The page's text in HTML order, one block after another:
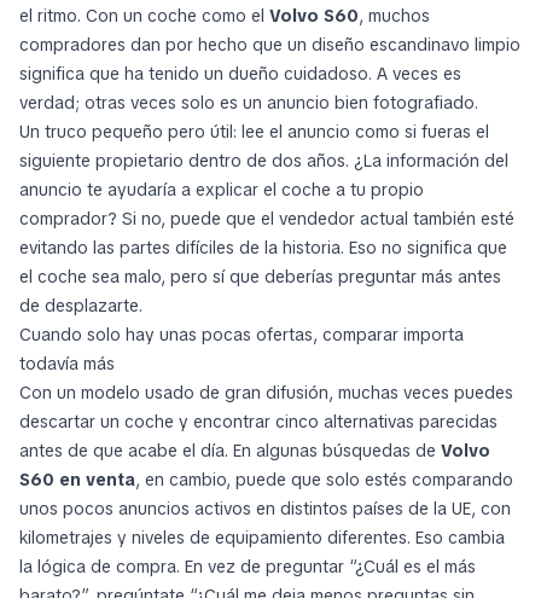
el ritmo. Con un coche como el Volvo S60, muchos
compradores dan por hecho que un diseño escandinavo limpio
significa que ha tenido un dueño cuidadoso. A veces es
verdad; otras veces solo es un anuncio bien fotografiado.
Un truco pequeño pero útil: lee el anuncio como si fueras el
siguiente propietario dentro de dos años. ¿La información del
anuncio te ayudaría a explicar el coche a tu propio
comprador? Si no, puede que el vendedor actual también esté
evitando las partes difíciles de la historia. Eso no significa que
el coche sea malo, pero sí que deberías preguntar más antes
de desplazarte.
Cuando solo hay unas pocas ofertas, comparar importa
todavía más
Con un modelo usado de gran difusión, muchas veces puedes
descartar un coche y encontrar cinco alternativas parecidas
antes de que acabe el día. En algunas búsquedas de Volvo
S60 en venta, en cambio, puede que solo estés comparando
unos pocos anuncios activos en distintos países de la UE, con
kilometrajes y niveles de equipamiento diferentes. Eso cambia
la lógica de compra. En vez de preguntar “¿Cuál es el más